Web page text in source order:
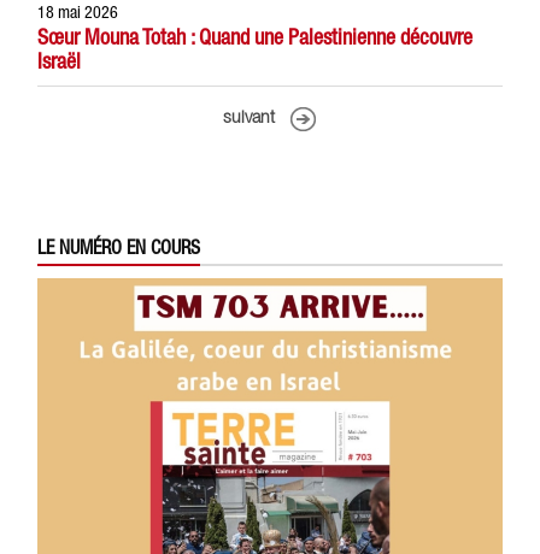
18 mai 2026
Sœur Mouna Totah : Quand une Palestinienne découvre
Israël
suivant
LE NUMÉRO EN COURS